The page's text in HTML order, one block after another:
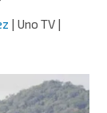
| Uno TV |